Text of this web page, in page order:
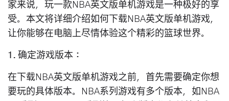
家来说，玩一款NBA英文版单机游戏是一种极好的享
受。本文将详细介绍如何下载NBA英文版单机游戏，
让你能够在电脑上尽情体验这个精彩的篮球世界。
1. 确定游戏版本：
在下载NBA英文版单机游戏之前，首先需要确定你想
要玩的具体版本。NBA系列游戏有多个版本，如NBA